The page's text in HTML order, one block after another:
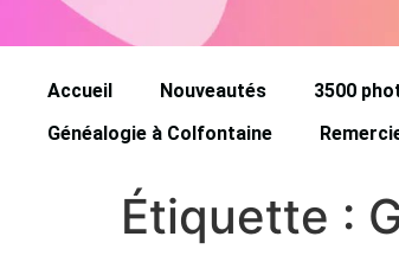
Accueil Nouveautés 3500
Généalogie à Colfontaine
Étiquette :